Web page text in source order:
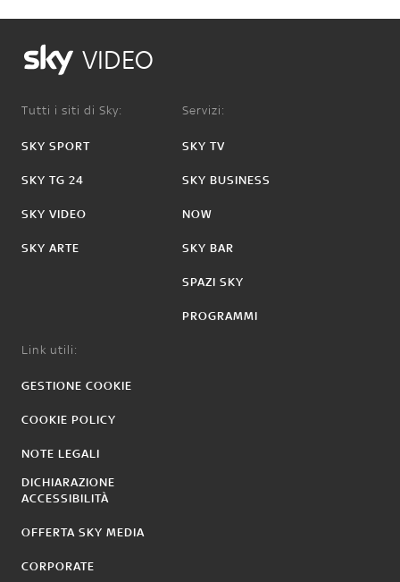
VIDEO
Tutti i siti di Sky:
SKY SPORT
SKY TG 24
SKY VIDEO
SKY ARTE
Servizi:
SKY TV
SKY BUSINESS
NOW
SKY BAR
SPAZI SKY
PROGRAMMI
Link utili:
GESTIONE COOKIE
COOKIE POLICY
NOTE LEGALI
DICHIARAZIONE
ACCESSIBILITÀ
OFFERTA SKY MEDIA
CORPORATE